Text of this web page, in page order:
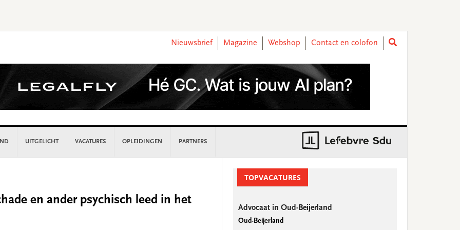
Nieuwsbrief
Magazine Webshop Contact en colofon
UITGELICHT VACATURES OPLEIDINGEN PARTNERS
en ander psychisch leed in het
SidebarTOPVACATURES
Advocaat in Oud-Beijerland
Oud-Beijerland